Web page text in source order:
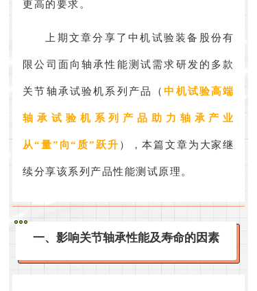
更高的要求。
上期文章分享了中机试验装备股份有
限公司面向轴承性能测试需求研发的多款
关节轴承试验机系列产品（中机试验高端
轴承试验机系列产品助力轴承产业
从“量”向“质”跃升 ），本篇文章为大家继
续分享该系列产品性能测试原理。
一、影响关节轴承性能及寿命的因素